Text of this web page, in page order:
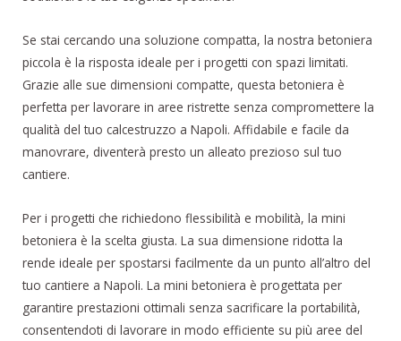
Se stai cercando una soluzione compatta, la nostra betoniera
piccola è la risposta ideale per i progetti con spazi limitati.
Grazie alle sue dimensioni compatte, questa betoniera è
perfetta per lavorare in aree ristrette senza compromettere la
qualità del tuo calcestruzzo a Napoli. Affidabile e facile da
manovrare, diventerà presto un alleato prezioso sul tuo
cantiere.
Per i progetti che richiedono flessibilità e mobilità, la mini
betoniera è la scelta giusta. La sua dimensione ridotta la
rende ideale per spostarsi facilmente da un punto all’altro del
tuo cantiere a Napoli. La mini betoniera è progettata per
garantire prestazioni ottimali senza sacrificare la portabilità,
consentendoti di lavorare in modo efficiente su più aree del